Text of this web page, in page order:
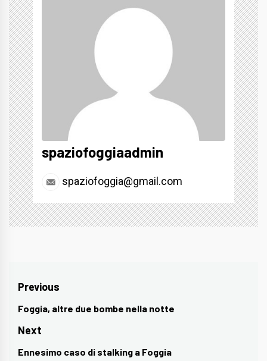
spaziofoggiaadmin
spaziofoggia@gmail.com
Navigazione
articoli
Previous
Previous
post:
Foggia, altre due bombe nella notte
Next
Next
Ennesimo caso di stalking a Foggia